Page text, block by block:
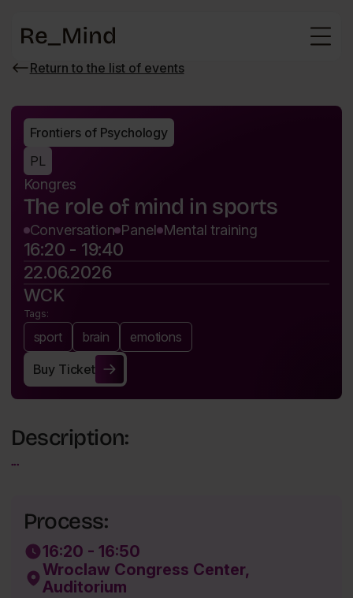
Return to the list of events
Wróć
wydarzeń
Frontiers of Psychology
PL
Kongres
The role of mind in sports
Conversation Panel Mental training
16:20 - 19:40
22.06.2026
WCK
Tags:
sport brain emotions
Buy Ticket
Buy Ticket
Description:
...
Process:
16:20 - 16:50
Wroclaw Congress Center,
Auditorium